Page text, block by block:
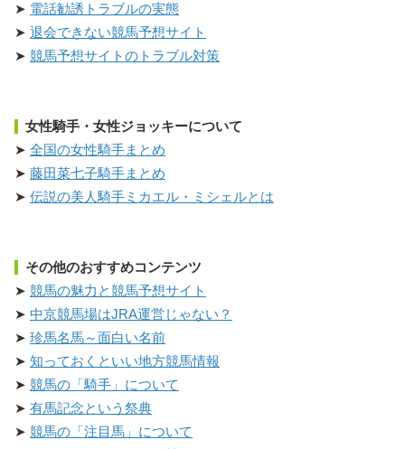
電話勧誘トラブルの実態
退会できない競馬予想サイト
競馬予想サイトのトラブル対策
女性騎手・女性ジョッキーについて
全国の女性騎手まとめ
藤田菜七子騎手まとめ
伝説の美人騎手ミカエル・ミシェルとは
その他のおすすめコンテンツ
競馬の魅力と競馬予想サイト
中京競馬場はJRA運営じゃない？
珍馬名馬～面白い名前
知っておくといい地方競馬情報
競馬の「騎手」について
有馬記念という祭典
競馬の「注目馬」について